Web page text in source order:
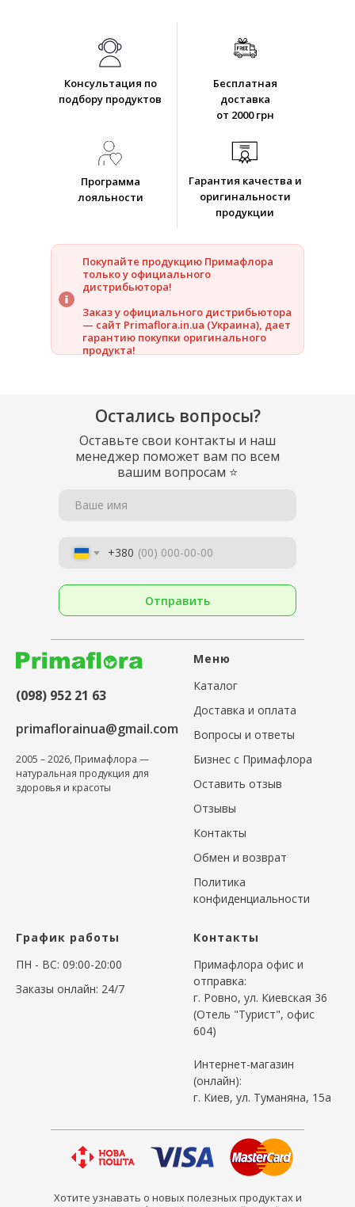
Консультация по
подбору продуктов
Бесплатная
доставка
от 2000 грн
Программа
лояльности
Гарантия качества и
оригинальности
продукции
Покупайте продукцию Примафлора
только у официального
дистрибьютора!
Заказ у официального дистрибьютора
— сайт Primaflora.in.ua (Украина), дает
гарантию покупки оригинального
продукта!
Остались вопросы?
Оставьте свои контакты и наш
менеджер поможет вам по всем
вашим вопросам ⭐
Ваше имя
+380
Отправить
(098) 952 21 63
primaflorainua@gmail.com
2005 – 2026, Примафлора —
натуральная продукция для
здоровья и красоты
Меню
Каталог
Доставка и оплата
Вопросы и ответы
Бизнес с Примафлора
Оставить отзыв
Отзывы
Контакты
Обмен и возврат
Политика
конфиденциальности
График работы
ПН - ВС: 09:00-20:00
Заказы онлайн: 24/7
Контакты
Примафлора офис и
отправка:
г. Ровно, ул. Киевская 36
(Отель "Турист", офис
604)
Интернет-магазин
(онлайн):
г. Киев, ул. Туманяна, 15а
Хотите узнавать о новых полезных продуктах и